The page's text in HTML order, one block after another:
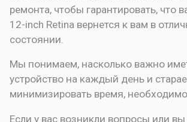
ремонта, чтобы гарантировать, что
12-inch Retina вернется к вам в
состоянии.
Мы понимаем, насколько важно
устройство на каждый день и
минимизировать время,
Если у вас возникли вопросы или вы